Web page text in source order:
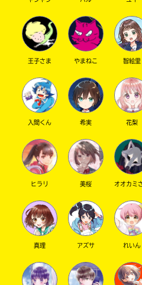
キーワード
オフィシャル
SNSでシ
王子さま やまねこ 智絵里
入間くん 希実 花梨
ヒラリ 美桜 オオカミ
真理 アズサ れいん